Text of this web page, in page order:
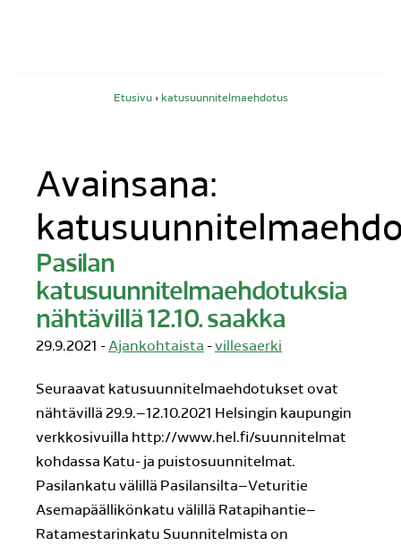
Etusivu› katusuunnitelmaehdotus
Avainsana:
Pasilan
katusuunnitelmaehdotuksia
nähtävillä 12.10. saakka
29.9.2021 -Ajankohtaista -villesaerki
Seuraavat katusuunnitelmaehdotukset ovat
nähtävillä 29.9.–12.10.2021 Helsingin kaupungin
verkkosivuilla http://www.hel.fi/suunnitelmat
kohdassa Katu- ja puistosuunnitelmat.
Pasilankatu välillä Pasilansilta–Veturitie
Asemapäällikönkatu välillä Ratapihantie–
Ratamestarinkatu Suunnitelmista on